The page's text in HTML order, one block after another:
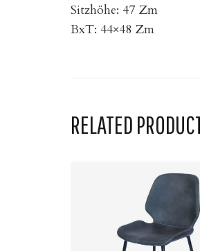
Sitzhöhe: 47 Zm
BxT: 44×48 Zm
RELATED